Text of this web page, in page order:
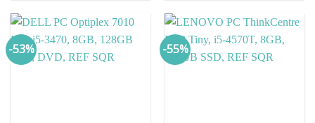
-53% -55%